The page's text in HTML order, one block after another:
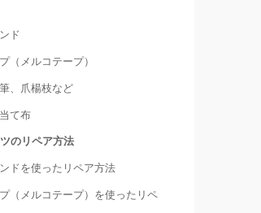
ド
（メルコテープ）
、爪楊枝など
て布
のリペア方法
ドを使ったリペア方法
（メルコテープ）を使ったリペ